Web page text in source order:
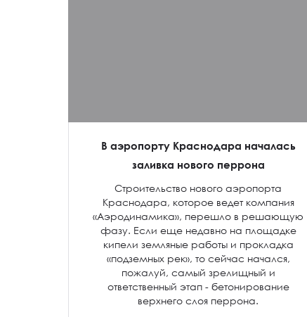
В аэропорту Краснодара началась
заливка нового перрона
Строительство нового аэропорта
Краснодара, которое ведет компания
«Аэродинамика», перешло в решающую
фазу. Если еще недавно на площадке
кипели земляные работы и прокладка
«подземных рек», то сейчас начался,
пожалуй, самый зрелищный и
ответственный этап - бетонирование
верхнего слоя перрона.